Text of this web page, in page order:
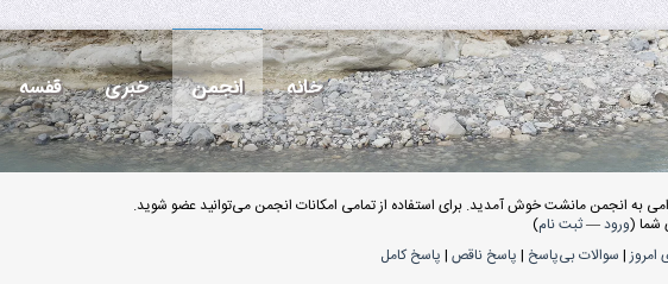
خانه انجمن خبری قفسه
به انجمن مانشت خوش آمدید. برای استفاده از تمامی امکانات انجمن می‌توانید عضو شوید.
شما (ورود—ثبت نام)
امروز| سوالات بی‌پاسخ | پاسخ ناقص | پاسخ کامل